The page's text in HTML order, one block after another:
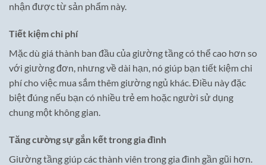
nhận được từ sản phẩm này.
Tiết kiệm chi phí
Mặc dù giá thành ban đầu của giường tầng có thể cao hơn so
với giường đơn, nhưng về dài hạn, nó giúp bạn tiết kiệm chi
phí cho việc mua sắm thêm giường ngủ khác. Điều này đặc
biệt đúng nếu bạn có nhiều trẻ em hoặc người sử dụng
chung một không gian.
Tăng cường sự gắn kết trong gia đình
Giường tầng giúp các thành viên trong gia đình gần gũi hơn.